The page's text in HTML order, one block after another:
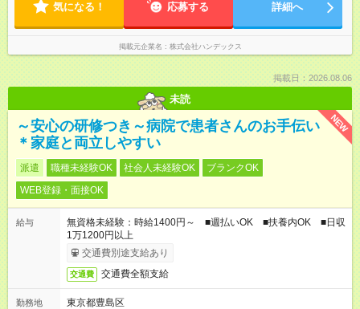
気になる！ 応募する 詳細へ
掲載元企業名 株式会社ハンデックス
掲載日：2026.08.06
未読
NEW
～安心の研修つき～病院で患者さんのお手伝い
＊家庭と両立しやすい
派遣 職種未経験OK 社会人未経験OK
ブランクOK
WEB登録・面接OK
給与
無資格未経験：時給1400円～ ■週払いOK ■扶養内OK ■日収
1万1200円以上
交通費別途支給あり
交通費 交通費全額支給
勤務地
東京都豊島区